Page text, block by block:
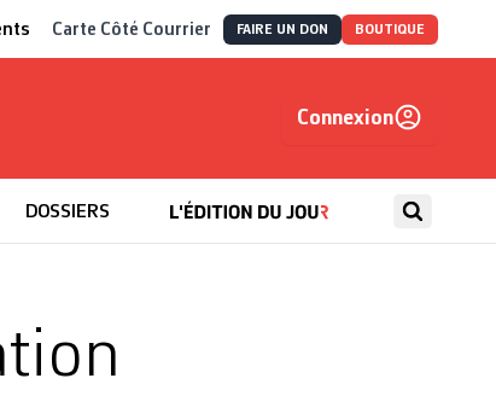
Carte Côté Courrier FAIRE UN DON BOUTIQUE
Connexion
DOSSIERS